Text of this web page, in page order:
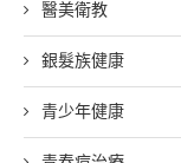
醫美衛教
銀髮族健康
青少年健康